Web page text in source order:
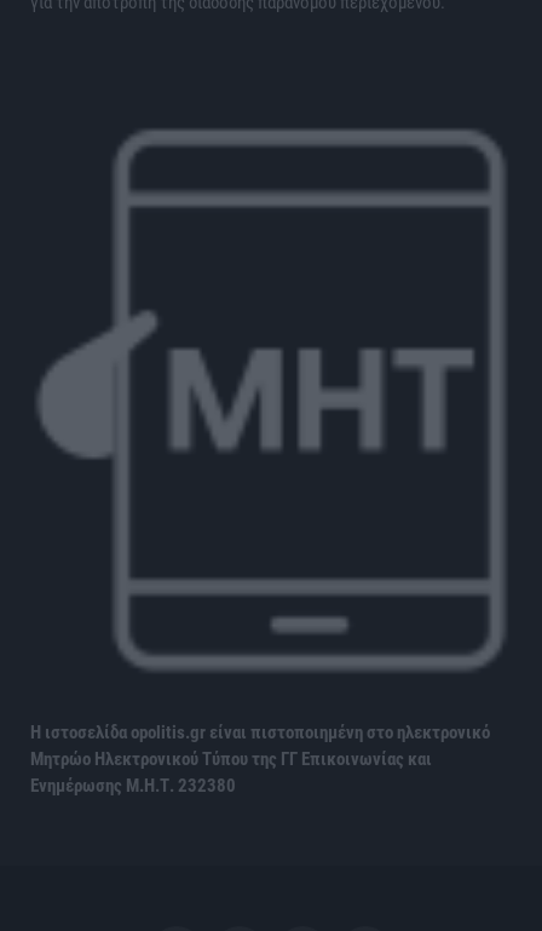
Η ιστοσελίδα opolitis.gr είναι πιστοποιημένη στο ηλεκτρονικό
Μητρώο Ηλεκτρονικού Τύπου της ΓΓ Επικοινωνίας και
Ενημέρωσης Μ.Η.Τ. 232380